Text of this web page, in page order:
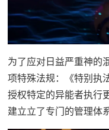
为了应对日益严重神的
项特殊法规：《特别执
授权特定的异能者执行
建立立了专门的管理体